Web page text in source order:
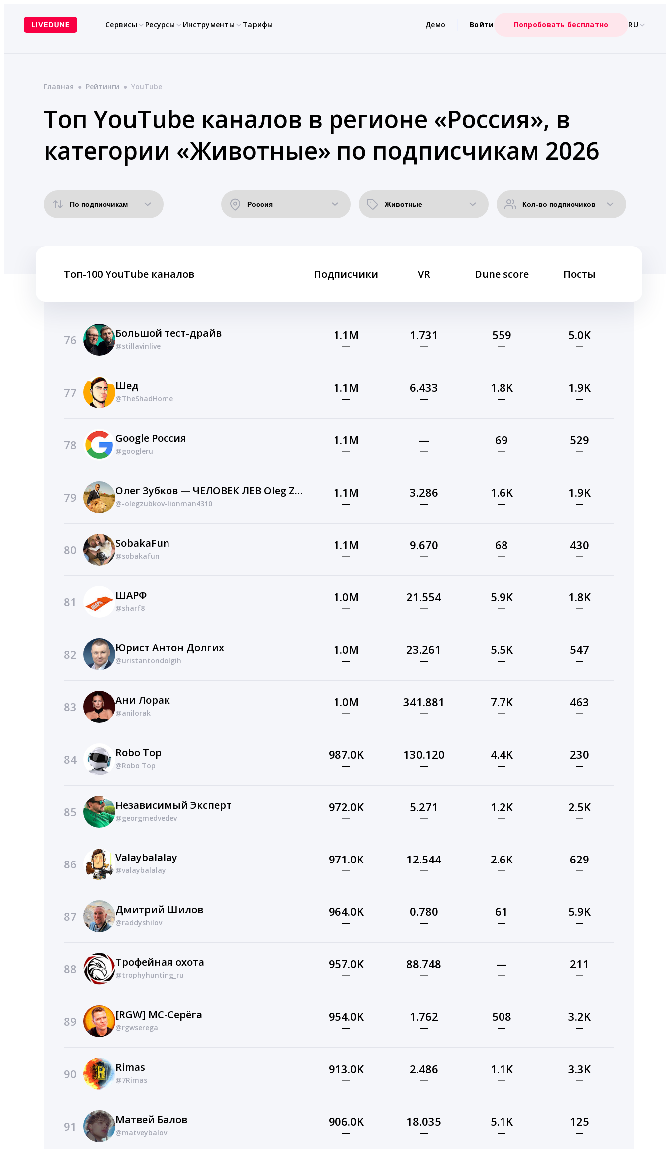
содержимому
Сервисы Ресурсы Инструменты Тарифы Демо Войти Попробовать бесплатно RU
Главная ● Рейтинги ● YouTube
Топ YouTube каналов в регионе «Россия», в
категории «Животные» по подписчикам 2026
Топ-100 YouTube каналов Подписчики VR Dune score Посты
76 Большой тест-драйв
@stillavinlive
1.1M
—
1.731
—
559
—
5.0K
—
77 Шед
@TheShadHome
1.1M
—
6.433
—
1.8K
—
1.9K
—
78 Google Россия
@googleru
1.1M
—
—
—
69
—
529
—
79 Олег Зубков — ЧЕЛОВЕК ЛЕВ Oleg Zubkov — LION MAN (Я и мои львы Тайган)
@-olegzubkov-lionman4310
1.1M
—
3.286
—
1.6K
—
1.9K
—
80 SobakaFun
@sobakafun
1.1M
—
9.670
—
68
—
430
—
81 ШАРФ
@sharf8
1.0M
—
21.554
—
5.9K
—
1.8K
—
82 Юрист Антон Долгих
@uristantondolgih
1.0M
—
23.261
—
5.5K
—
547
—
83 Ани Лорак
@anilorak
1.0M
—
341.881
—
7.7K
—
463
—
84 Robo Top
@Robo Top
987.0K
—
130.120
—
4.4K
—
230
—
85 Независимый Эксперт
@georgmedvedev
972.0K
—
5.271
—
1.2K
—
2.5K
—
86 Valaybalalay
@valaybalalay
971.0K
—
12.544
—
2.6K
—
629
—
87 Дмитрий Шилов
@raddyshilov
964.0K
—
0.780
—
61
—
5.9K
—
88 Трофейная охота
@trophyhunting_ru
957.0K
—
88.748
—
—
—
211
—
89 [RGW] МС-Серёга
@rgwserega
954.0K
—
1.762
—
508
—
3.2K
—
90 Rimas
@7Rimas
913.0K
—
2.486
—
1.1K
—
3.3K
—
91 Матвей Балов
@matveybalov
906.0K
—
18.035
—
5.1K
—
125
—